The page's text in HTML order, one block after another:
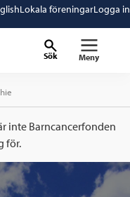
Lokala föreningarLogga in
Sök Meny
inte Barncancerfonden
för.